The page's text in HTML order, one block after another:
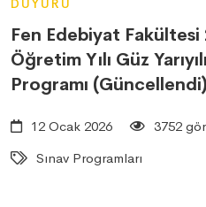
DUYURU
Fen Edebiyat
Öğretim Yılı Güz
Programı (Güncellendi)
12 Ocak 2026
3752
Sınav Programları